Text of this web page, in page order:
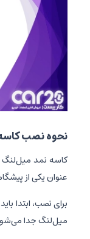
نحوه نصب
کاسه نمد میل‌لنگ
عنوان یکی از
برای نصب، ابتدا
میل‌لنگ جدا